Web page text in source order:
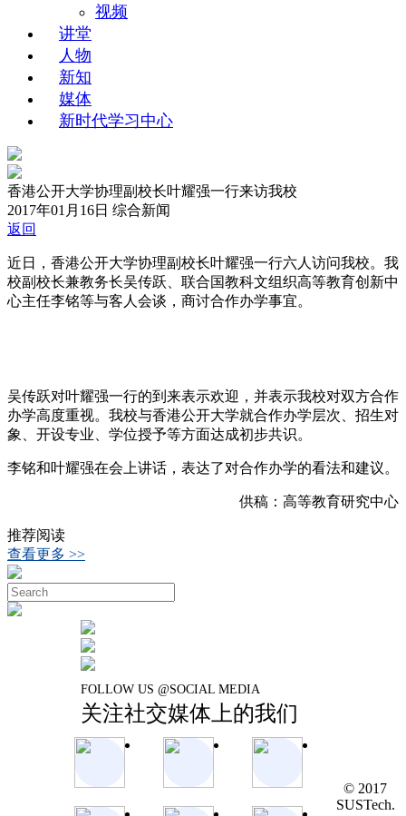
视频
讲堂
人物
新知
媒体
新时代学习中心
香港公开大学协理副校长叶耀强一行来访我校
2017年01月16日 综合新闻
返回
近日，香港公开大学协理副校长叶耀强一行六人访问我校。我
校副校长兼教务长吴传跃、联合国教科文组织高等教育创新中
心主任李铭等与客人会谈，商讨合作办学事宜。
吴传跃对叶耀强一行的到来表示欢迎，并表示我校对双方合作
办学高度重视。我校与香港公开大学就合作办学层次、招生对
象、开设专业、学位授予等方面达成初步共识。
李铭和叶耀强在会上讲话，表达了对合作办学的看法和建议。
供稿：高等教育研究中心
推荐阅读
查看更多 >>
FOLLOW US @SOCIAL MEDIA
关注社交媒体上的我们
© 2017
SUSTech.